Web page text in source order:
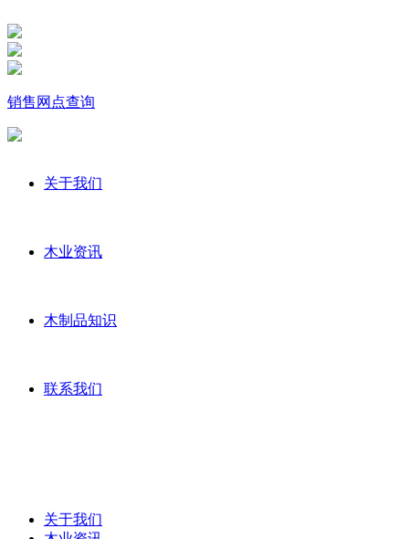
销售网点查询
关于我们
木业资讯
木制品知识
联系我们
关于我们